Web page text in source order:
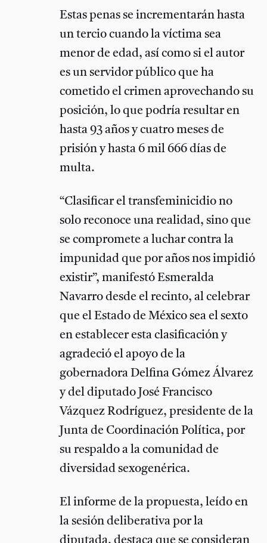
Estas penas se incrementarán hasta
un tercio cuando la víctima sea
menor de edad, así como si el autor
es un servidor público que ha
cometido el crimen aprovechando su
posición, lo que podría resultar en
hasta 93 años y cuatro meses de
prisión y hasta 6 mil 666 días de
multa.
“Clasificar el transfeminicidio no
solo reconoce una realidad, sino que
se compromete a luchar contra la
impunidad que por años nos impidió
existir”, manifestó Esmeralda
Navarro desde el recinto, al celebrar
que el Estado de México sea el sexto
en establecer esta clasificación y
agradeció el apoyo de la
gobernadora Delfina Gómez Álvarez
y del diputado José Francisco
Vázquez Rodríguez, presidente de la
Junta de Coordinación Política, por
su respaldo a la comunidad de
diversidad sexogenérica.
El informe de la propuesta, leído en
la sesión deliberativa por la
diputada, destaca que se consideran